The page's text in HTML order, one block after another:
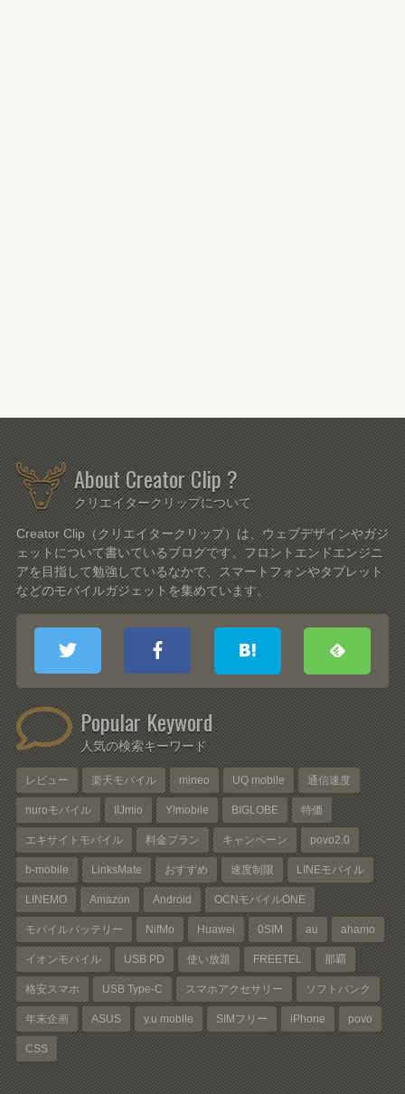
About Creator Clip ?
クリエイタークリップについて
Creator Clip（クリエイタークリップ）は、ウェブデザインやガジ
ェットについて書いているブログです。フロントエンドエンジニ
アを目指して勉強しているなかで、スマートフォンやタブレット
などのモバイルガジェットを集めています。
Popular Keyword
人気の検索キーワード
レビュー 楽天モバイル mineo UQ mobile 通信速度
nuroモバイル IIJmio Y!mobile BIGLOBE 特価
エキサイトモバイル 料金プラン キャンペーン povo2.0
b-mobile LinksMate おすすめ 速度制限 LINEモバイル
LINEMO Amazon Android OCNモバイルONE
モバイルバッテリー NifMo Huawei 0SIM au ahamo
イオンモバイル USB PD 使い放題 FREETEL 那覇
格安スマホ USB Type-C スマホアクセサリー ソフトバンク
年末企画 ASUS y.u mobile SIMフリー iPhone povo
CSS